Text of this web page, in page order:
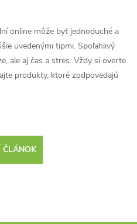
online môže byť jednoduché a
uvedenými tipmi. Spoľahlivý
ale aj čas a stres. Vždy si overte
produkty, ktoré zodpovedajú
ČLÁNOK